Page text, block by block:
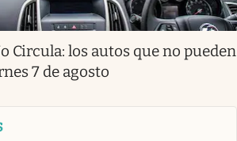
Circula: los autos que no pueden
7 de agosto